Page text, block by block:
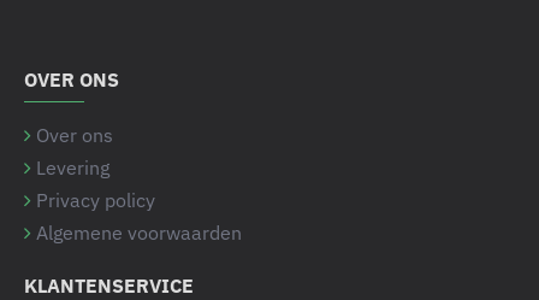
OVER ONS
Over ons
Levering
Privacy policy
Algemene voorwaarden
KLANTENSERVICE